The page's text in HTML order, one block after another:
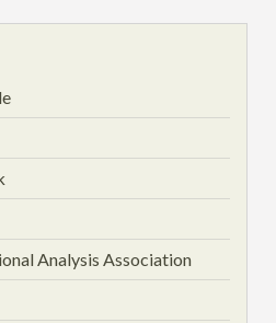
Analysis Association